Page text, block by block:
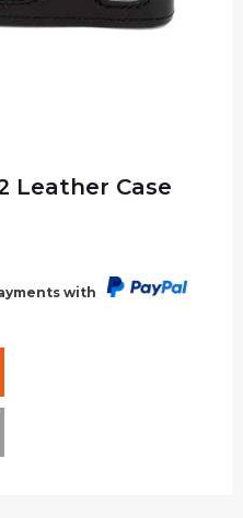
Leather Case
with